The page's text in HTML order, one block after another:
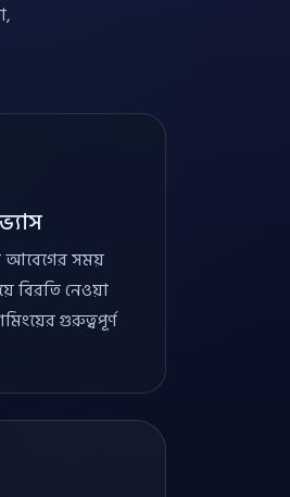
আবেগের সময়
বিরতি নেওয়া
গুরুত্বপূর্ণ